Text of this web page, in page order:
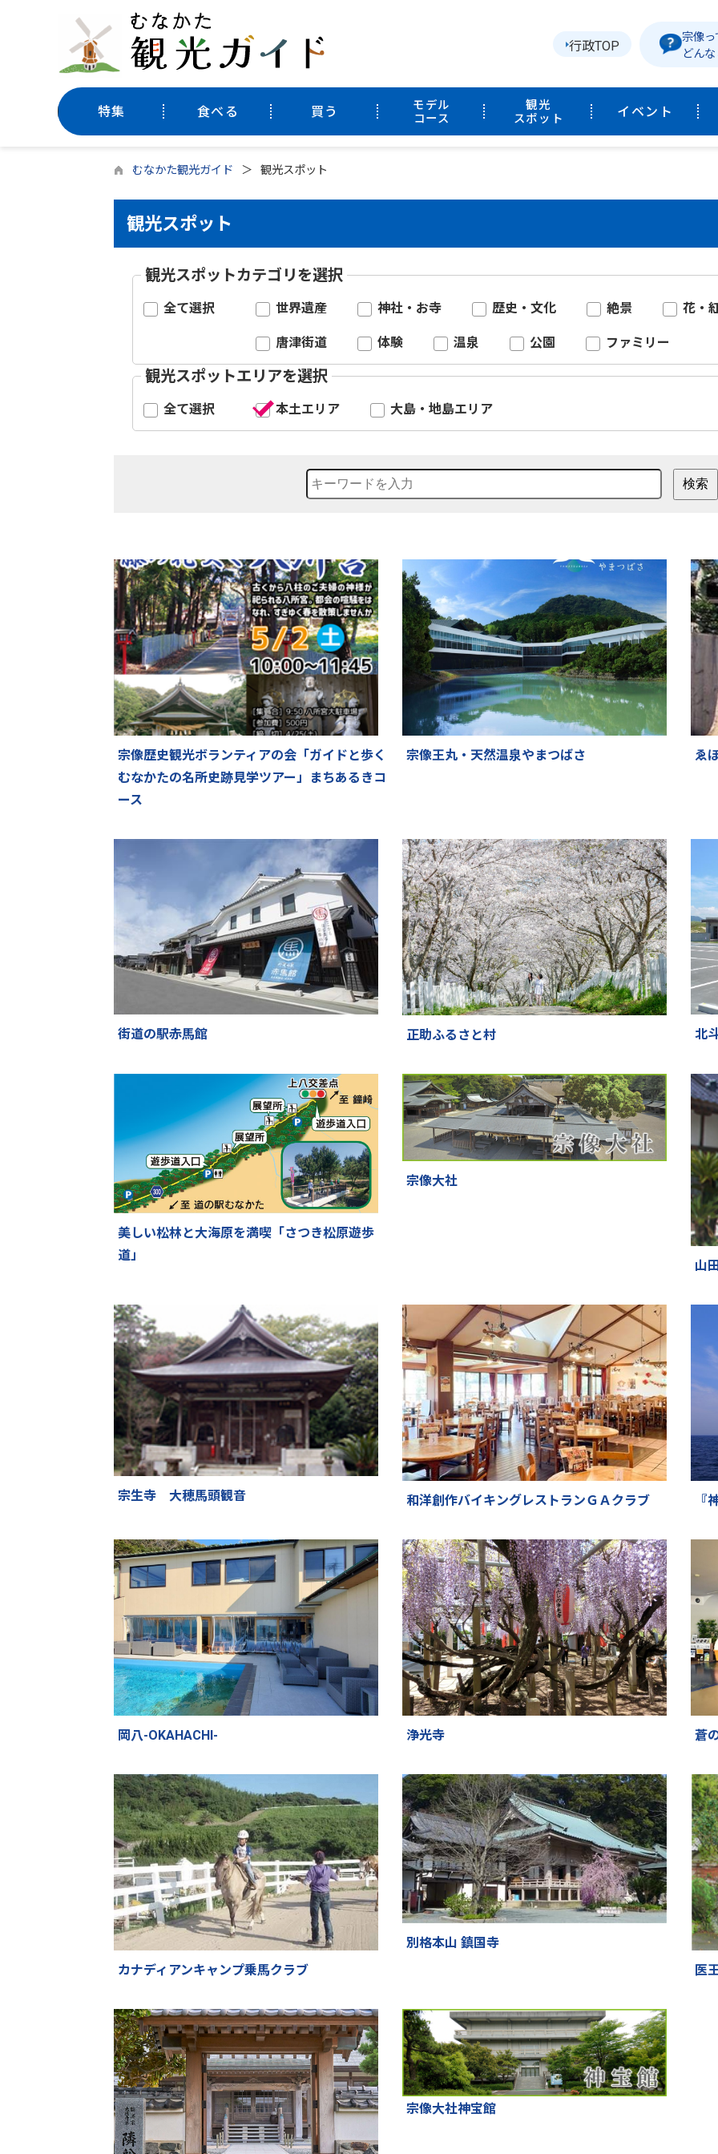
行政TOP
宗像っ
どん
特集 食べる 買う
モデル
コース
観光
スポット
イベント
むなかた観光ガイド 観光スポット
観光スポット
観光スポットカテゴリを選択
全て選択 世界遺産 神社・お寺 歴史・文化 絶景 花・
唐津街道 体験 温泉 公園 ファミリー
観光スポットエリアを選択
全て選択 本土エリア 大島・地島エリア
宗像歴史観光ボランティアの会「ガイドと歩く
むなかたの名所史跡見学ツアー」まちあるきコ
ース
宗像王丸・天然温泉やまつばさ ゑ
街道の駅赤馬館 正助ふるさと村 北
美しい松林と大海原を満喫「さつき松原遊歩
道」
宗像大社
山
宗生寺 大穂馬頭観音 和洋創作バイキングレストランＧＡクラブ 『
岡八-OKAHACHI- 浄光寺 蒼
カナディアンキャンプ乗馬クラブ
別格本山 鎮国寺
医
宗像大社神宝館